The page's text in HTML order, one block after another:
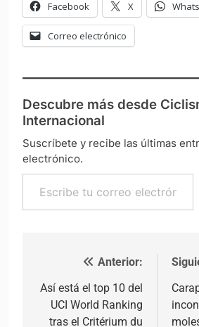
Facebook X
Correo electrónico
Descubre más desde
Internacional
Suscríbete y recibe las últimas
electrónico.
Escribe tu correo electrónico…
Navegación de
Anterior:
Así está el top 10 del
UCI World Ranking
tras el Critérium du